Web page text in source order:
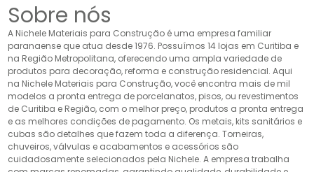
Sobre nós
A Nichele Materiais para Construção é uma empresa familiar
paranaense que atua desde 1976. Possuímos 14 lojas em Curitiba e
na Região Metropolitana, oferecendo uma ampla variedade de
produtos para decoração, reforma e construção residencial. Aqui
na Nichele Materiais para Construção, você encontra mais de mil
modelos a pronta entrega de porcelanatos, pisos, ou revestimentos
de Curitiba e Região, com o melhor preço, produtos a pronta entrega
e as melhores condições de pagamento. Os metais, kits sanitários e
cubas são detalhes que fazem toda a diferença. Torneiras,
chuveiros, válvulas e acabamentos e acessórios são
cuidadosamente selecionados pela Nichele. A empresa trabalha